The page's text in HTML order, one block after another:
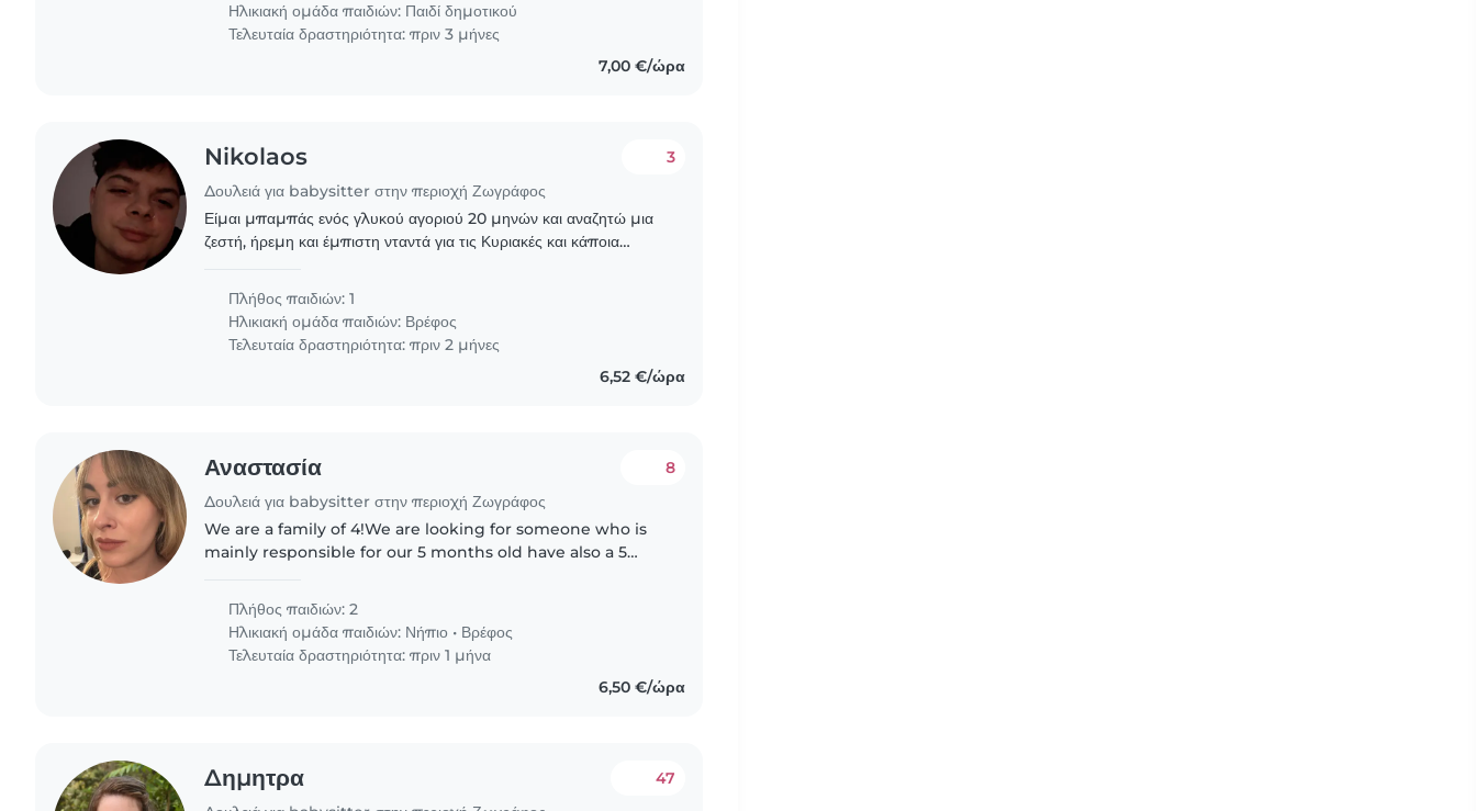
Ηλικιακή ομάδα παιδιών: Παιδί δημοτικού
Τελευταία δραστηριότητα: πριν 3 μήνες
7,00 €/ώρα
Nikolaos
Δουλειά για babysitter στην περιοχή Ζωγράφος
3
Είμαι μπαμπάς ενός γλυκού αγοριού 20 μηνών και αναζητώ μια
ζεστή, ήρεμη και έμπιστη νταντά για τις Κυριακές και κάποια
χαρούμενος,..
Πλήθος παιδιών: 1
Ηλικιακή ομάδα παιδιών: Βρέφος
Τελευταία δραστηριότητα: πριν 2 μήνες
6,52 €/ώρα
Αναστασία
Δουλειά για babysitter στην περιοχή Ζωγράφος
8
We are a family of 4!We are looking for someone who is
mainly responsible for our 5 months old have also a 5
are also needed..
Πλήθος παιδιών: 2
Ηλικιακή ομάδα παιδιών: Νήπιο • Βρέφος
Τελευταία δραστηριότητα: πριν 1 μήνα
6,50 €/ώρα
Δημητρα 47